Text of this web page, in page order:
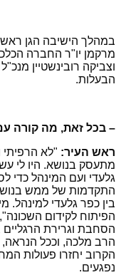
במהלך הישיבה הגן
מרקמן יו"ר החברה
וצביקה רובינשטיין
הבעלות.
– בכל זאת, מה קורה
ראש העיר: "לא הרפיתי
מתעסק בנושא. היו לי
גלעדי ועם המינהל כדי
התקדמות של ממש
בין כפר גלעדי
הפיתוח לקידום
הסחבת וגרירת
הרב מלכה, וככל
הקרוב יחזרו פעולות
נפגעים.